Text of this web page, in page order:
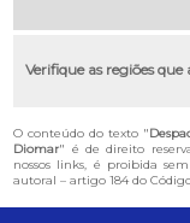
Verifique as regiões
O conteúdo do texto "
Diomar" é de direito
nossos links, é proibida
autoral – artigo 184 do